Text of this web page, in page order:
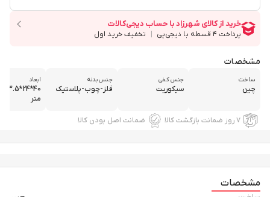
مشخصات
ساخت
چین
جنس کفی
سیکوریت
جنس بدنه
فلز-چوب-پلاستیک
ابعاد
متر
۷ روز ضمانت بازگشت کالا ضمانت اصل بودن کالا
مشخصات